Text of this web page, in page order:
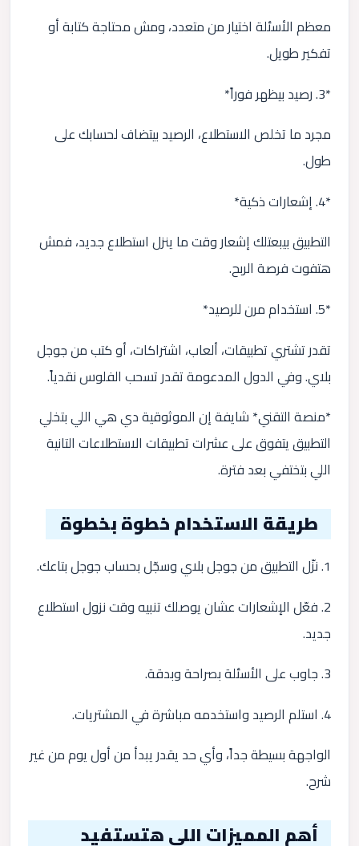
معظم الأسئلة اختيار من متعدد، ومش محتاجة كتابة أو
تفكير طويل.
*3. رصيد بيظهر فوراً*
مجرد ما تخلص الاستطلاع، الرصيد بيتضاف لحسابك على
طول.
*4. إشعارات ذكية*
التطبيق بيبعتلك إشعار وقت ما ينزل استطلاع جديد، فمش
هتفوت فرصة الربح.
*5. استخدام مرن للرصيد*
تقدر تشتري تطبيقات، ألعاب، اشتراكات، أو كتب من جوجل
بلاي. وفي الدول المدعومة تقدر تسحب الفلوس نقدياً.
*منصة التقني* شايفة إن الموثوقية دي هي اللي بتخلي
التطبيق يتفوق على عشرات تطبيقات الاستطلاعات التانية
اللي بتختفي بعد فترة.
طريقة الاستخدام خطوة بخطوة
1. نزّل التطبيق من جوجل بلاي وسجّل بحساب جوجل بتاعك.
2. فعّل الإشعارات عشان يوصلك تنبيه وقت نزول استطلاع
جديد.
3. جاوب على الأسئلة بصراحة وبدقة.
4. استلم الرصيد واستخدمه مباشرة في المشتريات.
الواجهة بسيطة جداً، وأي حد يقدر يبدأ من أول يوم من غير
شرح.
أهم المميزات اللي هتستفيد